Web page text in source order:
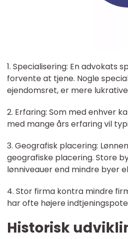
1. Specialisering: En advokats
forvente at tjene. Nogle
ejendomsret, er mere
2. Erfaring: Som med enhver
med mange års erfaring vil
3. Geografisk placering:
geografiske placering. Store
lønniveauer end mindre byer
4. Stor firma kontra mindre
har ofte højere
Historisk